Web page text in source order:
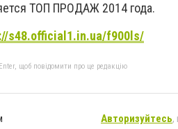
ТОП ПРОДАЖ 2014 года.
s48.official1.in.ua/f900ls/
щоб повідомити про це редакцію
Авторизуйтесь,